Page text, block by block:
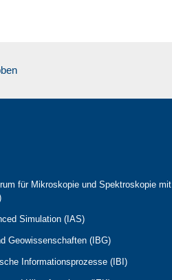
für Mikroskopie und Spektroskopie mit
Simulation (IAS)
Geowissenschaften (IBG)
Informationsprozesse (IBI)